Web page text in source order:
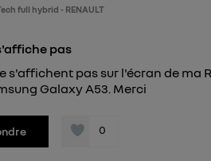
full hybrid - RENAULT
pas
s'affichent pas sur l'écran de ma
Galaxy A53. Merci
0